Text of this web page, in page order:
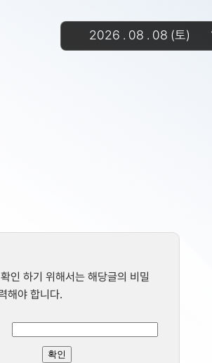
2026 . 08 . 08 (토)
인 하기 위해서는 해당글의 비밀
해야 합니다.